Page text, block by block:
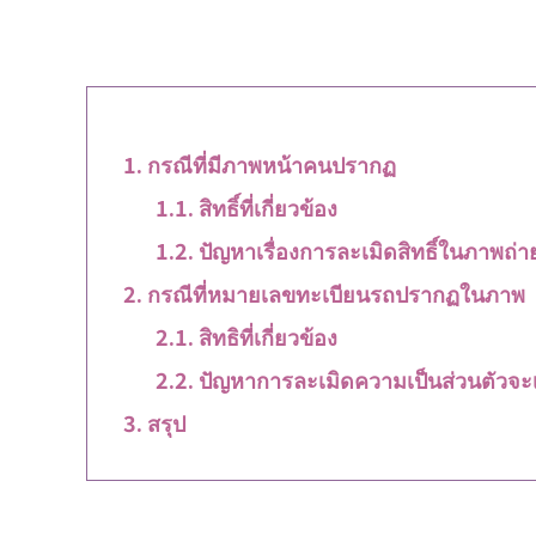
กรณีที่มีภาพหน้าคนปรากฏ
สิทธิ์ที่เกี่ยวข้อง
ปัญหาเรื่องการละเมิดสิทธิ์ในภาพถ่า
กรณีที่หมายเลขทะเบียนรถปรากฏในภาพ
สิทธิที่เกี่ยวข้อง
ปัญหาการละเมิดความเป็นส่วนตัวจ
สรุป